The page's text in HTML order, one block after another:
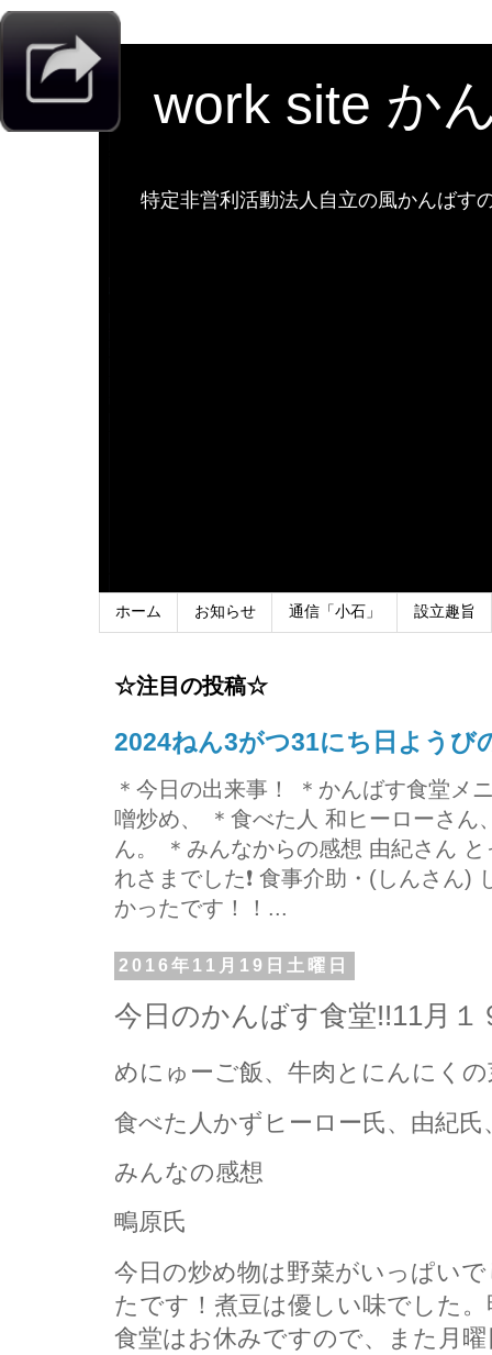
work site か
特定非営利活動法人自立の風かんばす
ホーム お知らせ 通信「小石」 設立趣旨
☆注目の投稿☆
2024ねん3がつ31にち日ようび
＊今日の出来事！ ＊かんばす食堂メ
噌炒め、 ＊食べた人 和ヒーローさん
ん。 ＊みんなからの感想 由紀さん
れさまでした❗ 食事介助・(しんさん)
かったです！！...
2016年11月19日土曜日
今日のかんばす食堂!!11月１
めにゅーご飯、牛肉とにんにく
食べた人かずヒーロー氏、由紀
みんなの感想
鴫原氏
今日の炒め物は野菜がいっぱい
たです！煮豆は優しい味でした
食堂はお休みですので、また月